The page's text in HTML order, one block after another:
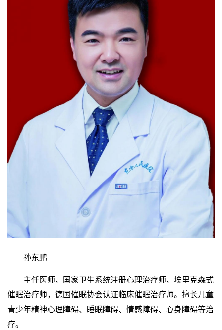
孙东鹏
主任医师，国家卫生系统注册心理治疗师，埃里克森式
催眠治疗师，德国催眠协会认证临床催眠治疗师。擅长儿童
青少年精神心理障碍、睡眠障碍、情感障碍、心身障碍等治
疗。